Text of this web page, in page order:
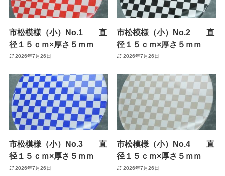
市松模様（小）No.1 直
径１５ｃｍ×厚さ５ｍｍ
2026年7月26日
市松模様（小）No.2 直
径１５ｃｍ×厚さ５ｍｍ
2026年7月26日
市松模様（小）No.3 直
径１５ｃｍ×厚さ５ｍｍ
2026年7月26日
市松模様（小）No.4 直
径１５ｃｍ×厚さ５ｍｍ
2026年7月26日